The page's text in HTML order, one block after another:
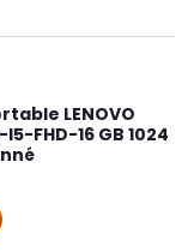
LENOVO
FHD-16 GB 1024